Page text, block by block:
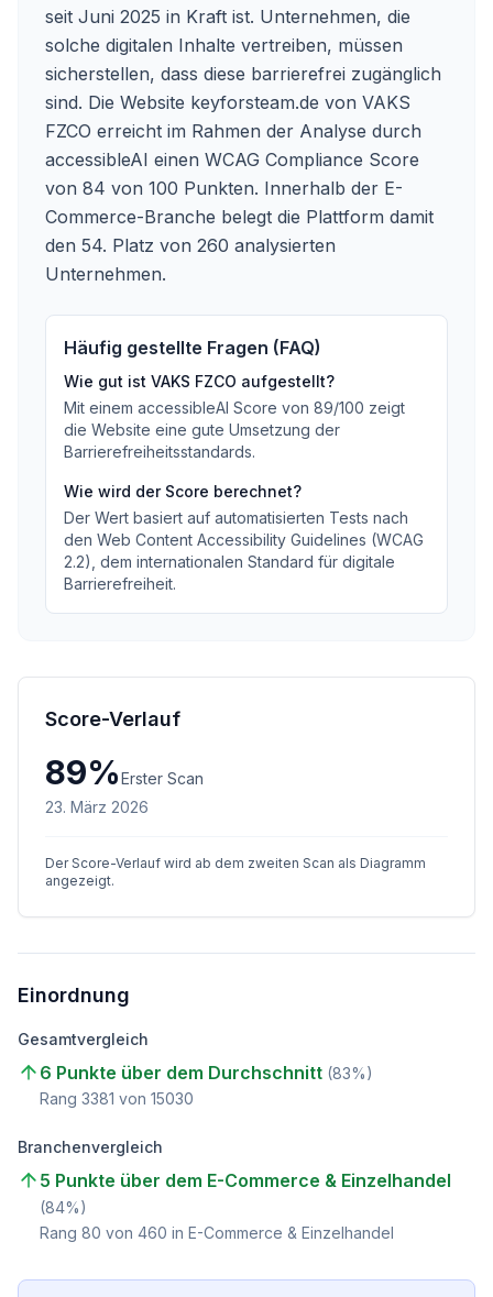
seit Juni 2025 in Kraft ist. Unternehmen, die
solche digitalen Inhalte vertreiben, müssen
sicherstellen, dass diese barrierefrei zugänglich
sind. Die Website keyforsteam.de von VAKS
FZCO erreicht im Rahmen der Analyse durch
accessibleAI einen WCAG Compliance Score
von 84 von 100 Punkten. Innerhalb der E-
Commerce-Branche belegt die Plattform damit
den 54. Platz von 260 analysierten
Unternehmen.
Häufig gestellte Fragen (FAQ)
Wie gut ist VAKS FZCO aufgestellt?
Mit einem accessibleAI Score von 89/100 zeigt
die Website eine gute Umsetzung der
Barrierefreiheitsstandards.
Wie wird der Score berechnet?
Der Wert basiert auf automatisierten Tests nach
den Web Content Accessibility Guidelines (WCAG
2.2), dem internationalen Standard für digitale
Barrierefreiheit.
Score-Verlauf
89%Erster Scan
23. März 2026
Der Score-Verlauf wird ab dem zweiten Scan als Diagramm
angezeigt.
Einordnung
Gesamtvergleich
6 Punkte über dem Durchschnitt (83%)
Rang 3381 von 15030
Branchenvergleich
5 Punkte über dem E-Commerce & Einzelhandel
(84%)
Rang 80 von 460 in E-Commerce & Einzelhandel